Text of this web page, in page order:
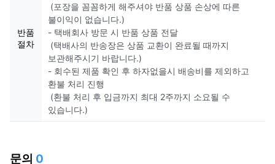
반품
절차
(포장을 꼼꼼하게 해주셔야 반품 상품 손상에 따른
불이익이 없습니다.)
- 택배회사 방문 시 반품 상품 전달
(택배사의 반송장은 상품 교환이 완료될 때까지
보관해주시기 바랍니다.)
- 회수된 제품 확인 후 하자없을시 배송비를 제외하고
환불 처리 진행
(환불 처리 후 입금까지 최대 2주까지 소요될 수
있습니다.)
문의 0